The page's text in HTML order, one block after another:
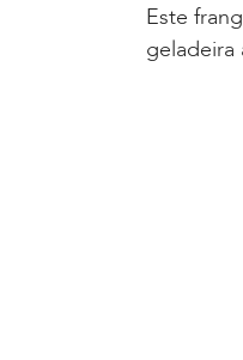
Este
geladeira